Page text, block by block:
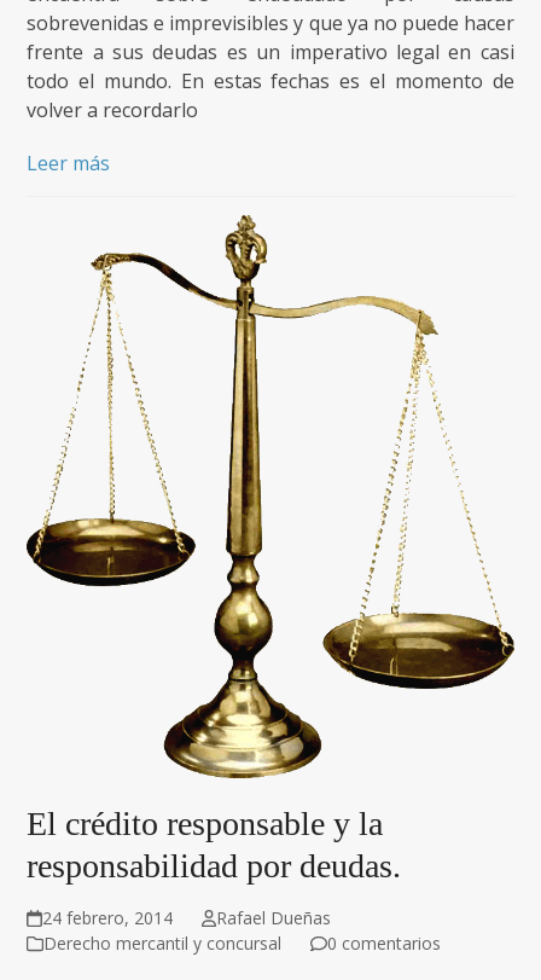
sobrevenidas e imprevisibles y que ya no puede hacer
frente a sus deudas es un imperativo legal en casi
todo el mundo. En estas fechas es el momento de
volver a recordarlo
Leer más
El crédito responsable y la
responsabilidad por deudas.
24 febrero, 2014
Rafael Dueñas
Derecho mercantil y concursal
0 comentarios